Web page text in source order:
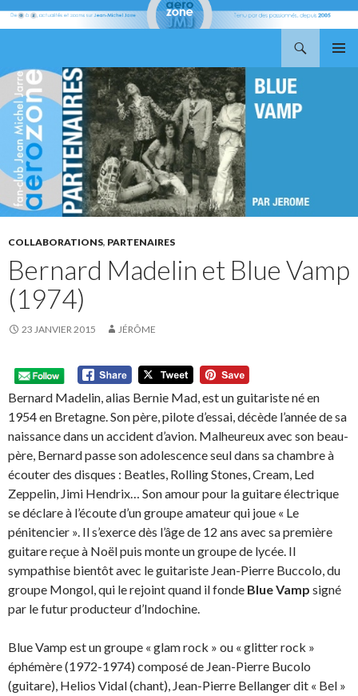
AU
CONTENU
COLLABORATIONS, PARTENAIRES
Bernard Madelin et Blue Vamp
(1974)
23 JANVIER 2015 JÉRÔME
Bernard Madelin, alias Bernie Mad, est un guitariste né en
1954 en Bretagne. Son père, pilote d’essai, décède l’année de sa
naissance dans un accident d’avion. Malheureux avec son beau-
père, Bernard passe son adolescence seul dans sa chambre à
écouter des disques : Beatles, Rolling Stones, Cream, Led
Zeppelin, Jimi Hendrix… Son amour pour la guitare électrique
se déclare à l’écoute d’un groupe amateur qui joue « Le
pénitencier ». Il s’exerce dès l’âge de 12 ans avec sa première
guitare reçue à Noël puis monte un groupe de lycée. Il
sympathise bientôt avec le guitariste Jean-Pierre Buccolo, du
groupe Mongol, qui le rejoint quand il fonde Blue Vamp signé
par le futur producteur d’Indochine.
Blue Vamp est un groupe « glam rock » ou « glitter rock »
éphémère (1972-1974) composé de Jean-Pierre Bucolo
(guitare), Helios Vidal (chant), Jean-Pierre Bellanger dit « Bel »